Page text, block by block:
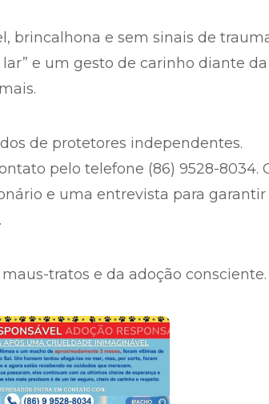
brincalhona e sem sinais de
e um gesto de carinho diante da
de protetores independentes.
pelo telefone (86) 9528-8034.
e uma entrevista para
tratos e da adoção consciente.